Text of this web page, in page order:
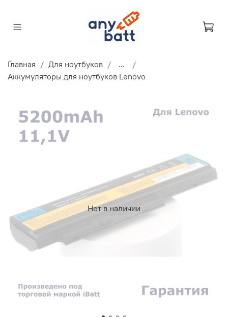
Главная Для ноутбуков
...
Аккумуляторы для ноутбуков Lenovo
Нет в наличии